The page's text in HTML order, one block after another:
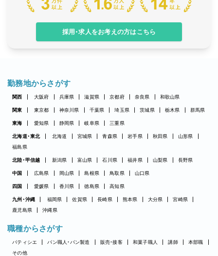
採用・求人をお考えの方はこちら
勤務地からさがす
関西 大阪府 兵庫県 滋賀県 京都府 奈良県 和歌山県
関東 東京都 神奈川県 千葉県 埼玉県 茨城県 栃木県 群馬県
東海 愛知県 静岡県 岐阜県 三重県
北海道・東北 北海道 宮城県 青森県 岩手県 秋田県
山形県
福島県
北陸・甲信越 新潟県 富山県 石川県 福井県 山梨県 長野県
中国 広島県 岡山県 島根県 鳥取県 山口県
四国 愛媛県 香川県 徳島県 高知県
九州・沖縄 福岡県 佐賀県 長崎県 熊本県 大分県
宮崎県
鹿児島県
沖縄県
職種からさがす
パティシエ パン職人・パン製造 販売・接客 和菓子職人 講師
本部職
その他